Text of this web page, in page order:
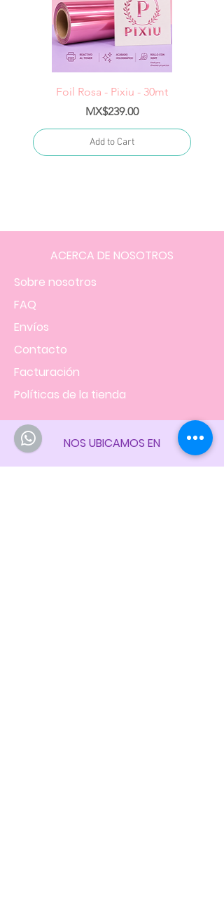
Foil Rosa - Pixiu - 30mt
Price
MX$239.00
Add to Cart
ACERCA DE NOSOTROS
Sobre nosotros
FAQ
Envíos
Contacto
Facturación
Políticas de la tienda
NOS UBICAMOS EN